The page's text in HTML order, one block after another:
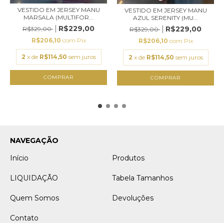
VESTIDO EM JERSEY MANU
MARSALA (MULTIFOR...
R$329,00
R$229,00
R$206,10 com Pix
2 x de R$114,50 sem juros
COMPRAR
VESTIDO EM JERSEY MANU
AZUL SERENITY (MU...
R$329,00
R$229,00
R$206,10 com Pix
2 x de R$114,50 sem juros
COMPRAR
NAVEGAÇÃO
Início
Produtos
LIQUIDAÇÃO Tabela Tamanhos
Quem Somos Devoluções
Contato